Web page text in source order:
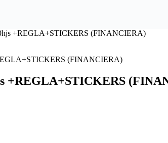
+REGLA+STICKERS (FINANCIERA)
+REGLA+STICKERS